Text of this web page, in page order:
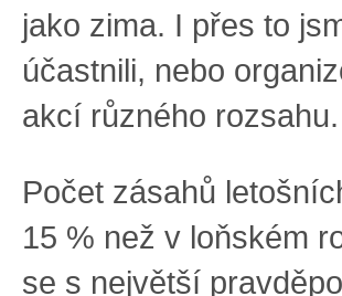
jako zima. I přes to
účastnili, nebo
akcí různého rozsahu.
Počet zásahů
15 % než v loňském
se s největší